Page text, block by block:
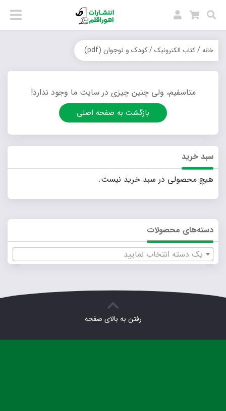
خانه/کتاب الکترونیک/ کودک و نوجوان (pdf)
متاسفیم، ولی چنین چیزی در سایت ما وجود ندارد!
بازگشت به صفحه اصلی
سبد خرید
هیچ محصولی در سبد خرید نیست.
دسته‌های محصولات
یک دسته انتخاب نمایید
رفتن به بالای صفحه